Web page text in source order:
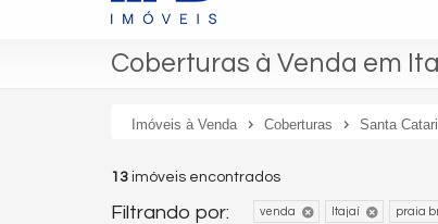
Coberturas à Venda em
Imóveis à Venda Coberturas Santa
13 imóveis encontrados
Filtrando por: venda Itajaí praia